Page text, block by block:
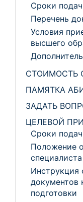
Сроки
Перечень
Условия
высшего
СТОИМОСТЬ
ПАМЯТКА
ЗАДАТЬ
ЦЕЛЕВОЙ
Сроки
Положение
специалиста
Инструкция
документов
подготовки